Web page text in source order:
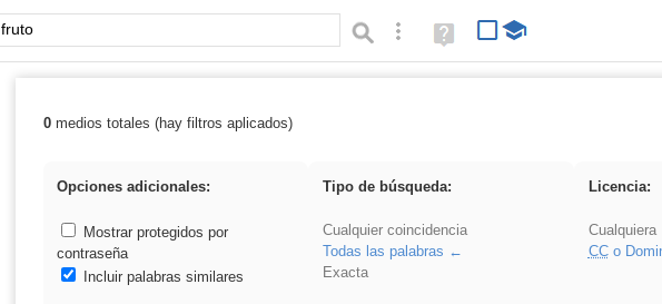
Palabra o frase: Búsqueda avanzada
Ayuda
(en
Resultados de: fruto
0medios totales (hay filtros aplicados)
Opciones adicionales:
Mostrar protegidos por
contraseña
Incluir palabras similares
Tipo de búsqueda:
Cualquier coincidencia
Todas las palabras
Exacta
Licencia:
Cualquiera
CCo